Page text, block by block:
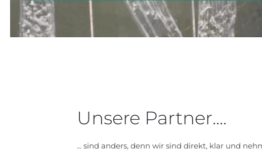
Unsere Partner....
... sind anders, denn wir sind direkt, klar und